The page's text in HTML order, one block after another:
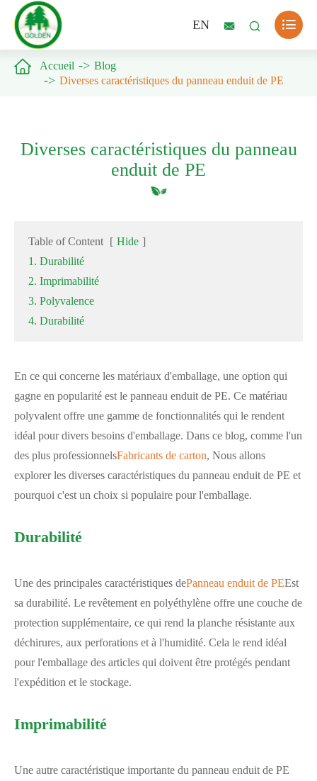
EN   
 Accueil
Blog
Diverses caractéristiques du panneau enduit de PE
Diverses caractéristiques du panneau
enduit de PE
Table of Content [ Hide ]
1. Durabilité
2. Imprimabilité
3. Polyvalence
4. Durabilité
En ce qui concerne les matériaux d'emballage, une option qui
gagne en popularité est le panneau enduit de PE. Ce matériau
polyvalent offre une gamme de fonctionnalités qui le rendent
idéal pour divers besoins d'emballage. Dans ce blog, comme l'un
des plus professionnelsFabricants de carton, Nous allons
explorer les diverses caractéristiques du panneau enduit de PE et
pourquoi c'est un choix si populaire pour l'emballage.
Durabilité
Une des principales caractéristiques dePanneau enduit de PEEst
sa durabilité. Le revêtement en polyéthylène offre une couche de
protection supplémentaire, ce qui rend la planche résistante aux
déchirures, aux perforations et à l'humidité. Cela le rend idéal
pour l'emballage des articles qui doivent être protégés pendant
l'expédition et le stockage.
Imprimabilité
Une autre caractéristique importante du panneau enduit de PE